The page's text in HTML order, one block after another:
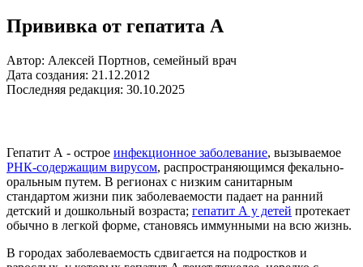
Прививка от гепатита А
Автор: Алексей Портнов, семейный врач
Дата создания: 21.12.2012
Последняя редакция: 30.10.2025
Гепатит А - острое инфекционное заболевание, вызываемое
РНК-содержащим вирусом, распространяющимся фекально-
оральным путем. В регионах с низким санитарным
стандартом жизни пик заболеваемости падает на ранний
детский и дошкольный возраста; гепатит А у детей протекает
обычно в легкой форме, становясь иммунными на всю жизнь.
В городах заболеваемость сдвигается на подростков и